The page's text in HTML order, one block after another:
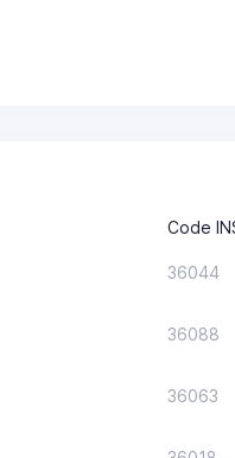
Code
36044
36088
36063